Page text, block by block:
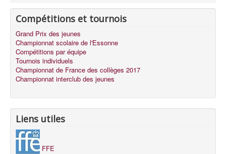
Compétitions et tournois
Grand Prix des jeunes
Championnat scolaire de l'Essonne
Compétitions par équipe
Tournois individuels
Championnat de France des collèges 2017
Championnat interclub des jeunes
Liens utiles
FFE